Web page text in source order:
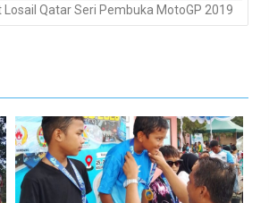
Losail Qatar Seri Pembuka MotoGP 2019